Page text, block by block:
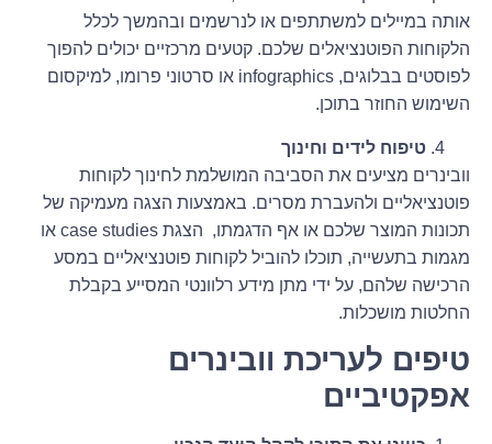
אותה במיילים למשתתפים או לנרשמים ובהמשך לכלל
הלקוחות הפוטנציאלים שלכם. קטעים מרכזיים יכולים להפוך
לפוסטים בבלוגים, infographics או סרטוני פרומו, למיקסום
השימוש החוזר בתוכן.
טיפוח לידים וחינוך
וובינרים מציעים את הסביבה המושלמת לחינוך לקוחות
פוטנציאליים ולהעברת מסרים. באמצעות הצגה מעמיקה של
תכונות המוצר שלכם או אף הדגמתו, הצגת case studies או
מגמות בתעשייה, תוכלו להוביל לקוחות פוטנציאליים במסע
הרכישה שלהם, על ידי מתן מידע רלוונטי המסייע בקבלת
החלטות מושכלות.
טיפים לעריכת וובינרים
אפקטיביים